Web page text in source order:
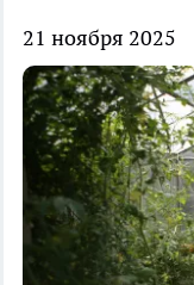
21 ноября 2025